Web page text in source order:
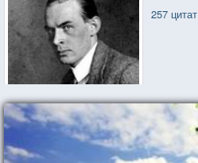
257 цитат